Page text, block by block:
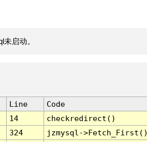
启动。
Line
Code
14
checkredirect()
324
jzmysql-